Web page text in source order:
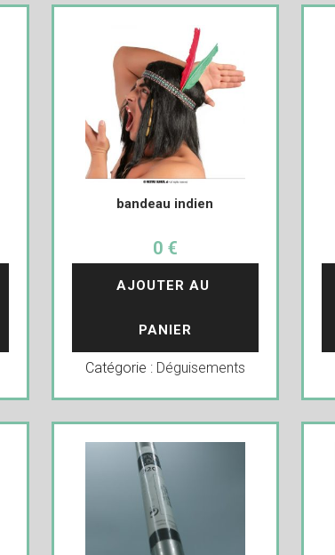
bandeau indien
0 €
AJOUTER AU
PANIER
Catégorie : Déguisements